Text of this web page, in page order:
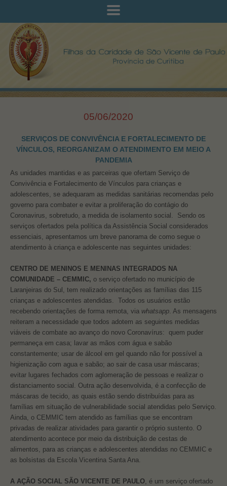
05/06/2020
SERVIÇOS DE CONVIVÊNCIA E FORTALECIMENTO DE
VÍNCULOS, REORGANIZAM O ATENDIMENTO EM MEIO A
PANDEMIA
As unidades mantidas e as parceiras que ofertam Serviço de
Convivência e Fortalecimento de Vínculos para crianças e
adolescentes, se adequaram as medidas sanitárias recomendas pelo
governo para combater e evitar a proliferação do contágio do
Coronavirus, sobretudo, a medida de isolamento social. Sendo os
serviços ofertados pela política da Assistência Social considerados
essenciais, apresentamos um breve panorama de como segue o
atendimento à criança e adolescente nas seguintes unidades:
CENTRO DE MENINOS E MENINAS INTEGRADOS NA
COMUNIDADE – CEMMIC, o serviço ofertado no município de
Laranjeiras do Sul, tem realizado orientações as famílias das 115
crianças e adolescentes atendidas. Todos os usuários estão
recebendo orientações de forma remota, via whatsapp. As mensagens
reiteram a necessidade que todos adotem as seguintes medidas
viáveis de combate ao avanço do novo Coronavírus: quem puder
permaneça em casa; lavar as mãos com água e sabão
constantemente; usar de álcool em gel quando não for possível a
higienização com agua e sabão; ao sair de casa usar máscaras;
evitar lugares fechados com aglomeração de pessoas e realizar o
distanciamento social. Outra ação desenvolvida, é a confecção de
máscaras de tecido, as quais estão sendo distribuídas para as
famílias em situação de vulnerabilidade social atendidas pelo Serviço.
Ainda, o CEMMIC tem atendido as famílias que se encontram
privadas de realizar atividades para garantir o próprio sustento. O
atendimento acontece por meio da distribuição de cestas de
alimentos, para as crianças e adolescentes atendidas no CEMMIC e
as bolsistas da Escola Vicentina Santa Ana.
A AÇÃO SOCIAL SÃO VICENTE DE PAULO, é um serviço ofertado